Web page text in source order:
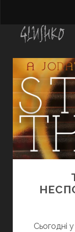
Юрій
Записи
Сьогодні